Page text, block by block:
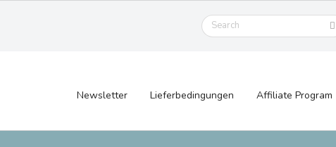
Newsletter Lieferbedingungen Affiliate Program